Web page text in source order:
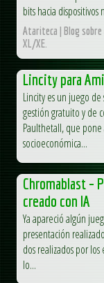
bits hacia dispositivos
Atariteca | Blog
XL/XE.
Lincity para
Lincity es un juego
gestión gratuito y de
Paulthetall, que
socioeconómica...
Chromablast –
creado con IA
Ya apareció algún
presentación
dos realizados por
lo...